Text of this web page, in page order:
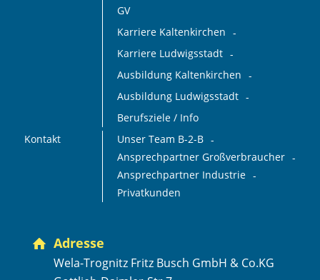
GV
Karriere Kaltenkirchen
Karriere Ludwigsstadt
Ausbildung Kaltenkirchen
Ausbildung Ludwigsstadt
Berufsziele / Info
Kontakt
Unser Team B-2-B
Ansprechpartner Großverbraucher
Ansprechpartner Industrie
Privatkunden
Adresse
Wela-Trognitz Fritz Busch GmbH & Co.KG